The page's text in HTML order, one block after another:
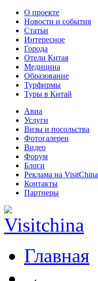
О проекте
Новости и события
Статьи
Интересное
Города
Отели Китая
Медицина
Образование
Турфирмы
Туры в Китай
Авиа
Услуги
Визы и посольства
Фотогалереи
Видео
Форум
Блоги
Реклама на VisitChina
Контакты
Партнеры
Главная